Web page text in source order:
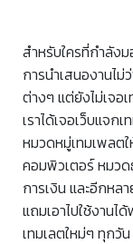
สำหรับใครที่กำลัง
การนำเสนองานไ
ต่างๆ แต่ยังไม่เจอ
เราได้เจอเว็บแจก
หมวดหมู่เทมเพลต
คอมพิวเตอร์ หมว
การเงิน และอีกหล
แถมเอาไปใช้งาน
เทมเลตใหม่ๆ ทุกวั